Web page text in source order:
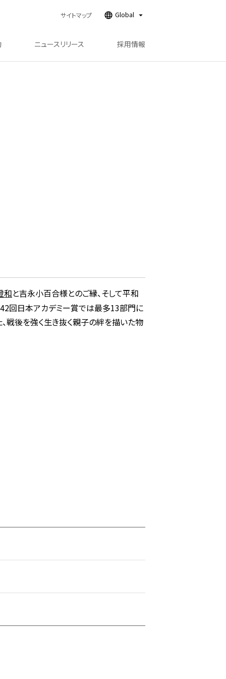
ニュースリリース 採用情報
サイトマップ Global
和と吉永⼩百合様とのご縁、そして平和
回⽇本アカデミー賞では最多13部⾨に
戦後を強く⽣き抜く親⼦の絆を描いた物